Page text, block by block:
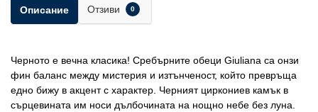
Описание Отзиви 0
Черното е вечна класика! Сребърните обеци Giuliana са онзи
фин баланс между мистерия и изтънченост, който превръща
едно бижу в акцент с характер. Черният циркониев камък в
сърцевината им носи дълбочината на нощно небе без луна.